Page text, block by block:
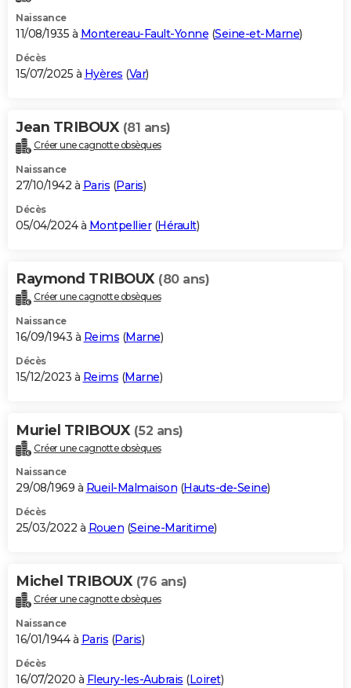
Dictionnaire
Biographies
Citations
Expressions
Proverbes
PROGRAMME TV
S'inscrire
Se connecter
Lycées
Collèges
Primaires
Universités
Entreprises
Service militaire
Avis de recherche
AVIS DE DÉCÈS
Bricolage
Lifestyle
Culture
Sport
Auto
Television
Voyage
Cinema
Naissance
11/08/1935 à Montereau-Fault-Yonne (Seine-et-Marne)
Décès
15/07/2025 à Hyères (Var)
Jean TRIBOUX (81 ans)
Créer une cagnotte obsèques
Naissance
27/10/1942 à Paris (Paris)
Décès
05/04/2024 à Montpellier(Hérault)
Raymond TRIBOUX (80 ans)
Créer une cagnotte obsèques
Naissance
16/09/1943 à Reims (Marne)
Décès
15/12/2023 à Reims (Marne)
Muriel TRIBOUX (52 ans)
Créer une cagnotte obsèques
Naissance
29/08/1969 à Rueil-Malmaison (Hauts-de-Seine)
Décès
25/03/2022 à Rouen (Seine-Maritime)
Michel TRIBOUX (76 ans)
Créer une cagnotte obsèques
Naissance
16/01/1944 à Paris (Paris)
Décès
16/07/2020 à Fleury-les-Aubrais (Loiret)